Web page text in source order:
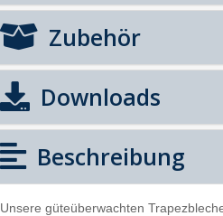
Zubehör
Downloads
Beschreibung
Unsere güteüberwachten